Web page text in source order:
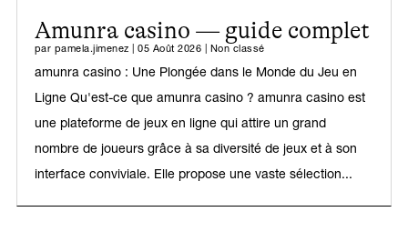
Amunra casino — guide complet
par pamela.jimenez |05 Août 2026 Non classé
amunra casino : Une Plongée dans le Monde du Jeu en
Ligne Qu'est-ce que amunra casino ? amunra casino est
une plateforme de jeux en ligne qui attire un grand
nombre de joueurs grâce à sa diversité de jeux et à son
interface conviviale. Elle propose une vaste sélection...